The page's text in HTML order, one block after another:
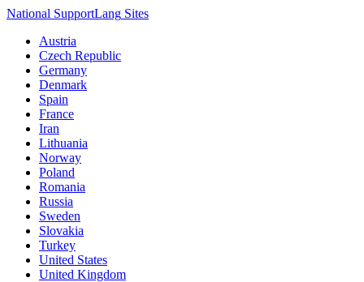
National SupportLang Sites
Austria
Czech Republic
Germany
Denmark
Spain
France
Iran
Lithuania
Norway
Poland
Romania
Russia
Sweden
Slovakia
Turkey
United States
United Kingdom